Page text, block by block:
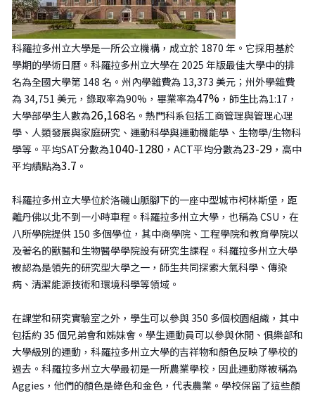
科羅拉多州立大學是一所公立機構，成立於 1870 年。它採用基於
學期的學術日曆。科羅拉多州立大學在 2025 年版最佳大學中的排
名為全國大學第 148 名。州內學雜費為 13,373 美元；州外學雜費
為 34,751 美元，錄取率為90%，畢業率為47% ，師生比為1:17，
大學部學生人數為26,168名。熱門科系包括工商管理與管理心理
學、人類發展與家庭研究、運動科學與運動機能學、生物學/生物科
學等。平均SAT分數為1040-1280 ，ACT平均分數為23-29 ，高中
平均績點為3.7 。
科羅拉多州立大學位於洛磯山脈腳下的一座中型城市柯林斯堡，距
離丹佛以北不到一小時車程。科羅拉多州立大學，也稱為 CSU，在
八所學院提供 150 多個學位，其中商學院、 工程學院和教育學院以
及著名的獸醫和生物醫學學院設有研究生課程。科羅拉多州立大學
被認為是領先的研究型大學之一，師生共同探索大氣科學、傳染
病、清潔能源技術和環境科學等領域。
在課堂和研究實驗室之外，學生可以參與 350 多個校園組織，其中
包括約 35 個兄弟會和姊妹會。學生運動員可以參與休閒、俱樂部和
大學級別的運動，科羅拉多州立大學的吉祥物和顏色反映了學校的
過去。科羅拉多州立大學最初是一所農業學校，因此運動隊被稱為
Aggies，他們的顏色是綠色和金色，代表農業。學校保留了這些顏